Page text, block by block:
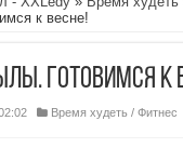
и вдохновение для
вопросов, которые стоит
жизни: 5
к весне!
Готовимся к
Время худеть /Фитнес